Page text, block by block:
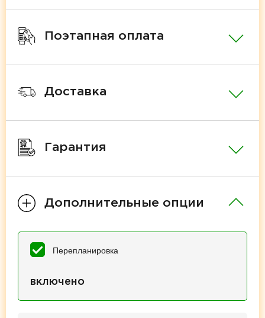
Поэтапная оплата
Доставка
Гарантия
Дополнительные опции
Перепланировка
включено